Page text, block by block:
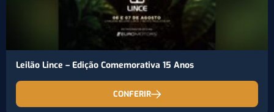
Leilão Lince – Edição Comemorativa 15 Anos
CONFERIR